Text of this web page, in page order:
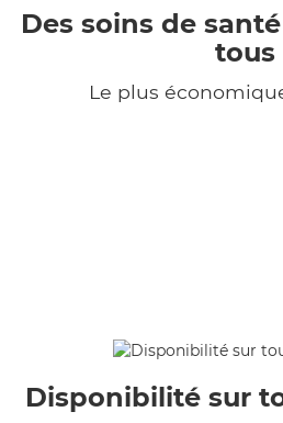
Des soins de
tous
Le plus
Disponibilité sur